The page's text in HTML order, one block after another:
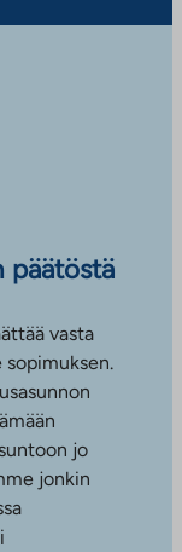
päätöstä
vasta
jo
jonkin